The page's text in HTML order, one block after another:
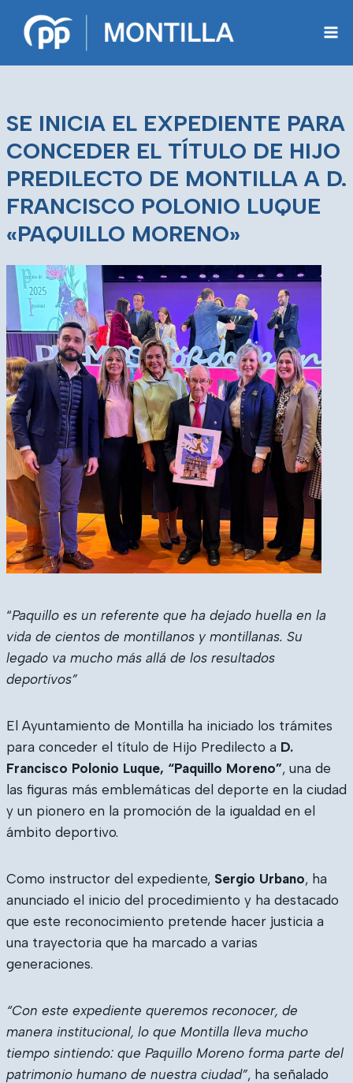
contenido
SE INICIA EL EXPEDIENTE PARA
CONCEDER EL TÍTULO DE HIJO
PREDILECTO DE MONTILLA A D.
FRANCISCO POLONIO LUQUE
«PAQUILLO MORENO»
“Paquillo es un referente que ha dejado huella en la
vida de cientos de montillanos y montillanas. Su
legado va mucho más allá de los resultados
deportivos”
El Ayuntamiento de Montilla ha iniciado los trámites
para conceder el título de Hijo Predilecto a D.
Francisco Polonio Luque, “Paquillo Moreno”, una de
las figuras más emblemáticas del deporte en la ciudad
y un pionero en la promoción de la igualdad en el
ámbito deportivo.
Como instructor del expediente, Sergio Urbano, ha
anunciado el inicio del procedimiento y ha destacado
que este reconocimiento pretende hacer justicia a
una trayectoria que ha marcado a varias
generaciones.
“Con este expediente queremos reconocer, de
manera institucional, lo que Montilla lleva mucho
tiempo sintiendo: que Paquillo Moreno forma parte del
patrimonio humano de nuestra ciudad”, ha señalado